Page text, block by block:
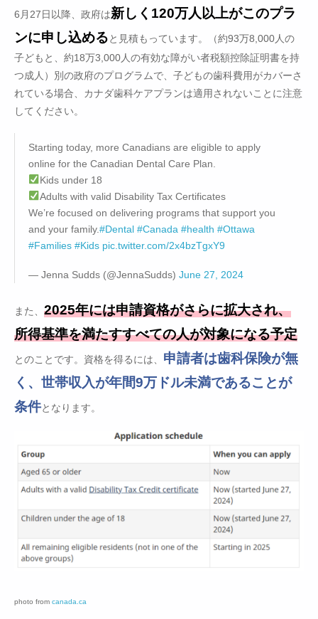
6月27日以降、政府は新しく120万人以上がこのプラ
ンに申し込めると見積もっています。（約93万8,000人の
子どもと、約18万3,000人の有効な障がい者税額控除証明書を持
つ成人）別の政府のプログラムで、子どもの歯科費用がカバーさ
れている場合、カナダ歯科ケアプランは適用されないことに注意
してください。
Starting today, more Canadians are eligible to apply
online for the Canadian Dental Care Plan.
Kids under 18
Adults with valid Disability Tax Certificates
We’re focused on delivering programs that support you
and your family.#Dental #Canada #health #Ottawa
#Families #Kids pic.twitter.com/2x4bzTgxY9
— Jenna Sudds (@JennaSudds) June 27, 2024
また、 2025年には申請資格がさらに拡大され、
所得基準を満たすすべての人が対象になる予定
とのことです。資格を得るには、 申請者は歯科保険が無
く、世帯収入が年間9万ドル未満であることが
条件となります。
photo from canada.ca